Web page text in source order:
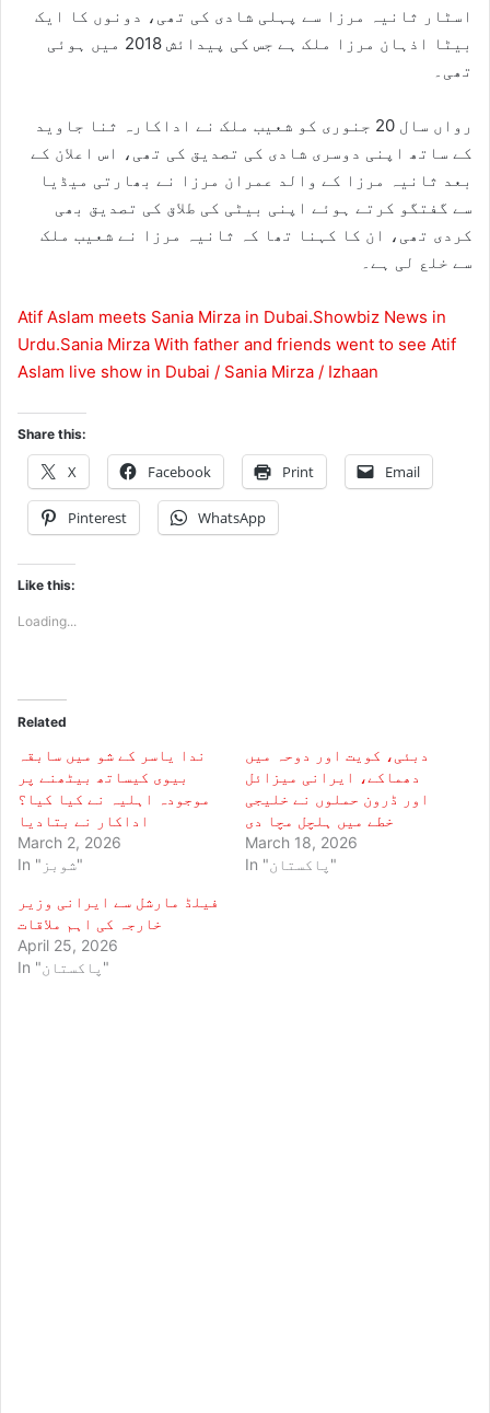
اسٹار ثانیہ مرزا سے پہلی شادی کی تھی، دونوں کا ایک
بیٹا اذہان مرزا ملک ہے جس کی پیدائش 2018 میں ہوئی
تھی۔
رواں سال 20 جنوری کو شعیب ملک نے اداکارہ ثنا جاوید
کے ساتھ اپنی دوسری شادی کی تصدیق کی تھی، اس اعلان کے
بعد ثانیہ مرزا کے والد عمران مرزا نے بھارتی میڈیا
سے گفتگو کرتے ہوئے اپنی بیٹی کی طلاق کی تصدیق بھی
کردی تھی، ان کا کہنا تھا کہ ثانیہ مرزا نے شعیب ملک
سے خلع لی ہے۔
Atif Aslam meets Sania Mirza in Dubai.Showbiz News in
Urdu.Sania Mirza With father and friends went to see Atif
Aslam live show in Dubai / Sania Mirza / Izhaan
Share this:
X Facebook Print Email
Pinterest WhatsApp
Like this:
Loading...
Related
ندا یاسر کے شو میں سابقہ
بیوی کیساتھ بیٹھنے پر
موجودہ اہلیہ نے کیا کیا؟
اداکار نے بتادیا
March 2, 2026
In "شوبز"
دبئی، کویت اور دوحہ میں
دھماکے، ایرانی میزائل
اور ڈرون حملوں نے خلیجی
خطے میں ہلچل مچا دی
March 18, 2026
In "پاکستان"
فیلڈ مارشل سے ایرانی وزیر
خارجہ کی اہم ملاقات
April 25, 2026
In "پاکستان"